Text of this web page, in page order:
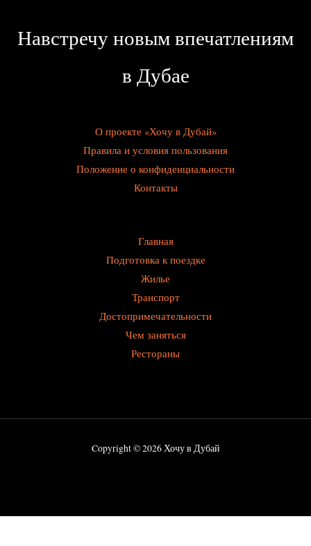
Навстречу новым впечатлениям
в Дубае
О проекте «Хочу в Дубай»
Правила и условия пользования
Положение о конфиденциальности
Контакты
Главная
Подготовка к поездке
Жилье
Транспорт
Достопримечательности
Чем заняться
Рестораны
Copyright © 2026 Хочу в Дубай